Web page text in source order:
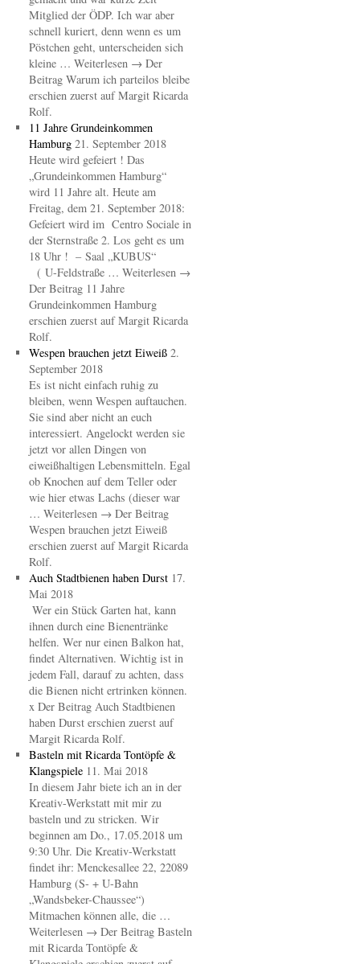
Mitglied der ÖDP. Ich war aber
schnell kuriert, denn wenn es um
Pöstchen geht, unterscheiden sich
kleine … Weiterlesen → Der
Beitrag Warum ich parteilos bleibe
erschien zuerst auf Margit Ricarda
Rolf.
11 Jahre Grundeinkommen
Hamburg 21. September 2018
Heute wird gefeiert ! Das
„Grundeinkommen Hamburg“
wird 11 Jahre alt. Heute am
Freitag, dem 21. September 2018:
Gefeiert wird im Centro Sociale in
der Sternstraße 2. Los geht es um
18 Uhr ! – Saal „KUBUS“
( U-Feldstraße … Weiterlesen →
Der Beitrag 11 Jahre
Grundeinkommen Hamburg
erschien zuerst auf Margit Ricarda
Rolf.
Wespen brauchen jetzt Eiweiß 2.
September 2018
Es ist nicht einfach ruhig zu
bleiben, wenn Wespen auftauchen.
Sie sind aber nicht an euch
interessiert. Angelockt werden sie
jetzt vor allen Dingen von
eiweißhaltigen Lebensmitteln. Egal
ob Knochen auf dem Teller oder
wie hier etwas Lachs (dieser war
… Weiterlesen → Der Beitrag
Wespen brauchen jetzt Eiweiß
erschien zuerst auf Margit Ricarda
Rolf.
Auch Stadtbienen haben Durst 17.
Mai 2018
Wer ein Stück Garten hat, kann
ihnen durch eine Bienentränke
helfen. Wer nur einen Balkon hat,
findet Alternativen. Wichtig ist in
jedem Fall, darauf zu achten, dass
die Bienen nicht ertrinken können.
x Der Beitrag Auch Stadtbienen
haben Durst erschien zuerst auf
Margit Ricarda Rolf.
Basteln mit Ricarda Tontöpfe &
Klangspiele 11. Mai 2018
In diesem Jahr biete ich an in der
Kreativ-Werkstatt mit mir zu
basteln und zu stricken. Wir
beginnen am Do., 17.05.2018 um
9:30 Uhr. Die Kreativ-Werkstatt
findet ihr: Menckesallee 22, 22089
Hamburg (S- + U-Bahn
„Wandsbeker-Chaussee“)
Mitmachen können alle, die …
Weiterlesen → Der Beitrag Basteln
mit Ricarda Tontöpfe &